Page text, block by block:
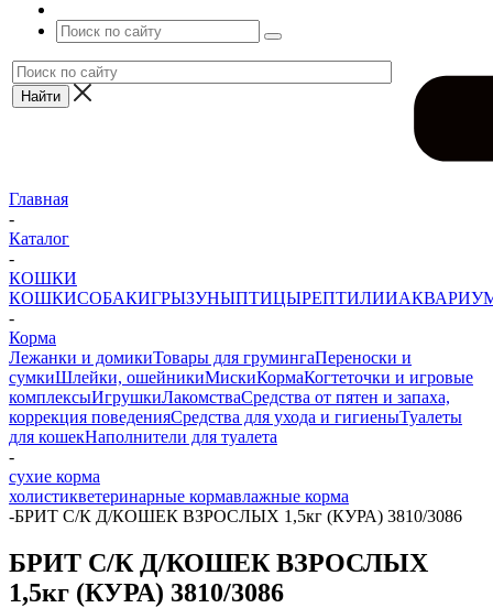
Главная
-
Каталог
-
КОШКИ
КОШКИСОБАКИГРЫЗУНЫПТИЦЫРЕПТИЛИИ
-
Корма
Лежанки и домикиТовары для грумингаПереноски и
сумкиШлейки, ошейникиМискиКормаКогтеточки и игровые
комплексыИгрушкиЛакомстваСредства от пятен и запаха,
коррекция поведенияСредства для ухода и гигиеныТуалеты
для кошекНаполнители для туалета
-
сухие корма
холистикветеринарные кормавлажные корма
-БРИТ С/К Д/КОШЕК ВЗРОСЛЫХ 1,5кг (КУРА) 3810/3086
БРИТ С/К Д/КОШЕК ВЗРОСЛЫХ
1,5кг (КУРА) 3810/3086